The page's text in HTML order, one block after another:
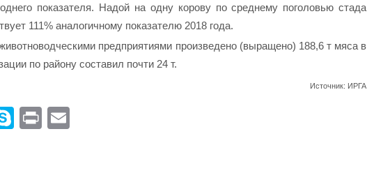
показателя. Надой на одну корову по среднему поголовью стада
111% аналогичному показателю 2018 года.
предприятиями произведено (выращено) 188,6 т мяса в
по району составил почти 24 т.
Источник: ИРГА
S
Pr